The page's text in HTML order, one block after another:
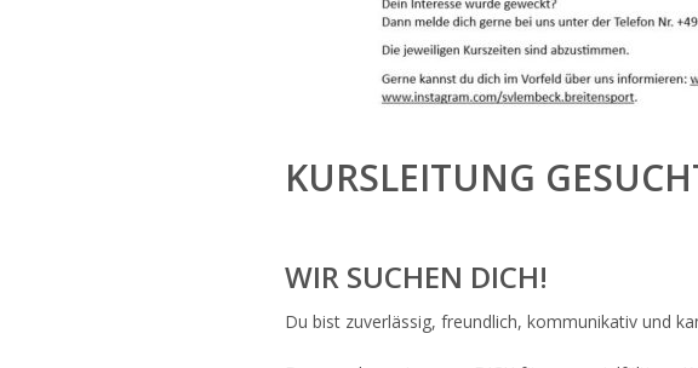
KURSLEITUNG
WIR SUCHEN DICH!
Du bist zuverlässig, freundlich, kommunikativ und